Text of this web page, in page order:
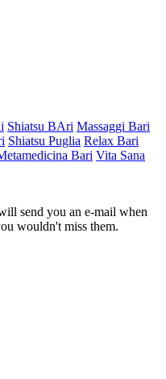
Shiatsu BAri Massaggi Bari
Shiatsu Puglia Relax Bari
Bari Vita Sana
send you an e-mail when
wouldn't miss them.